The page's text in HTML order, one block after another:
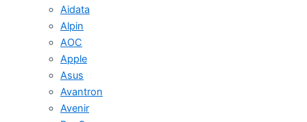
Aidata
Alpin
AOC
Apple
Asus
Avantron
Avenir